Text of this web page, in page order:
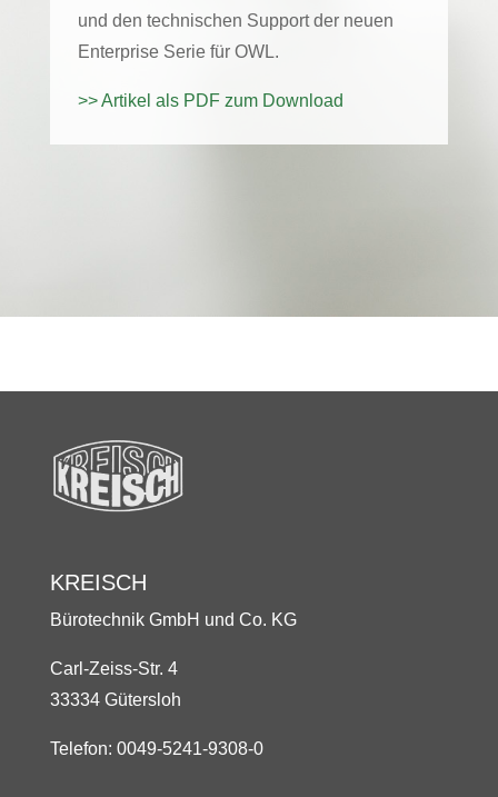
und den technischen Support der neuen
Enterprise Serie für OWL.
>> Artikel als PDF zum Download
KREISCH
Bürotechnik GmbH und Co. KG
Carl-Zeiss-Str. 4
33334 Gütersloh
Telefon: 0049-5241-9308-0